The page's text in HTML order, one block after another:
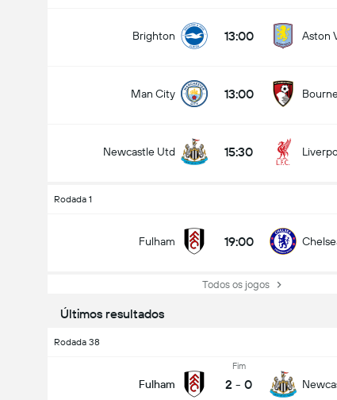
Brighton 13:00 Aston
Man City 13:00
Newcastle Utd 15:30
Rodada 1
Fulham 19:00
Todos os jogos
Últimos resultados
Rodada 38
Fulham
Fim
2 - 0